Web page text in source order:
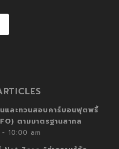
นและทวนสอบคาร์บอนฟุตพริ้
ตามมาตรฐานสากล
10:00 am